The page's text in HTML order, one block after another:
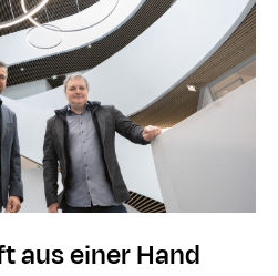
aus einer Hand